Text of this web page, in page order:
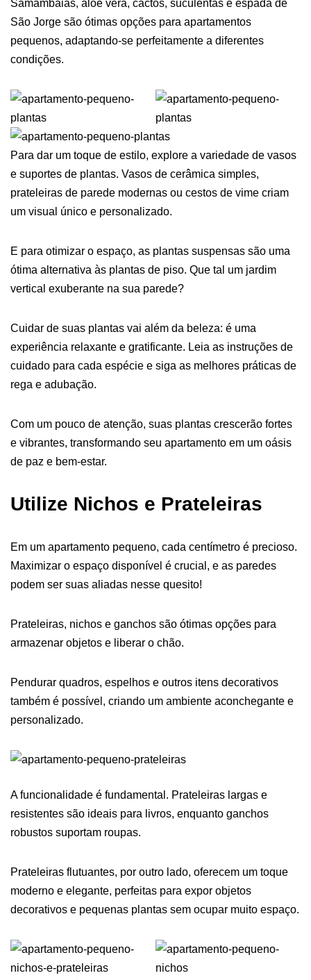
Samambaias, aloe vera, cactos, suculentas e espada de
São Jorge são ótimas opções para apartamentos
pequenos, adaptando-se perfeitamente a diferentes
condições.
Para dar um toque de estilo, explore a variedade de vasos
e suportes de plantas. Vasos de cerâmica simples,
prateleiras de parede modernas ou cestos de vime criam
um visual único e personalizado.
E para otimizar o espaço, as plantas suspensas são uma
ótima alternativa às plantas de piso. Que tal um jardim
vertical exuberante na sua parede?
Cuidar de suas plantas vai além da beleza: é uma
experiência relaxante e gratificante. Leia as instruções de
cuidado para cada espécie e siga as melhores práticas de
rega e adubação.
Com um pouco de atenção, suas plantas crescerão fortes
e vibrantes, transformando seu apartamento em um oásis
de paz e bem-estar.
Utilize Nichos e Prateleiras
Em um apartamento pequeno, cada centímetro é precioso.
Maximizar o espaço disponível é crucial, e as paredes
podem ser suas aliadas nesse quesito!
Prateleiras, nichos e ganchos são ótimas opções para
armazenar objetos e liberar o chão.
Pendurar quadros, espelhos e outros itens decorativos
também é possível, criando um ambiente aconchegante e
personalizado.
A funcionalidade é fundamental. Prateleiras largas e
resistentes são ideais para livros, enquanto ganchos
robustos suportam roupas.
Prateleiras flutuantes, por outro lado, oferecem um toque
moderno e elegante, perfeitas para expor objetos
decorativos e pequenas plantas sem ocupar muito espaço.